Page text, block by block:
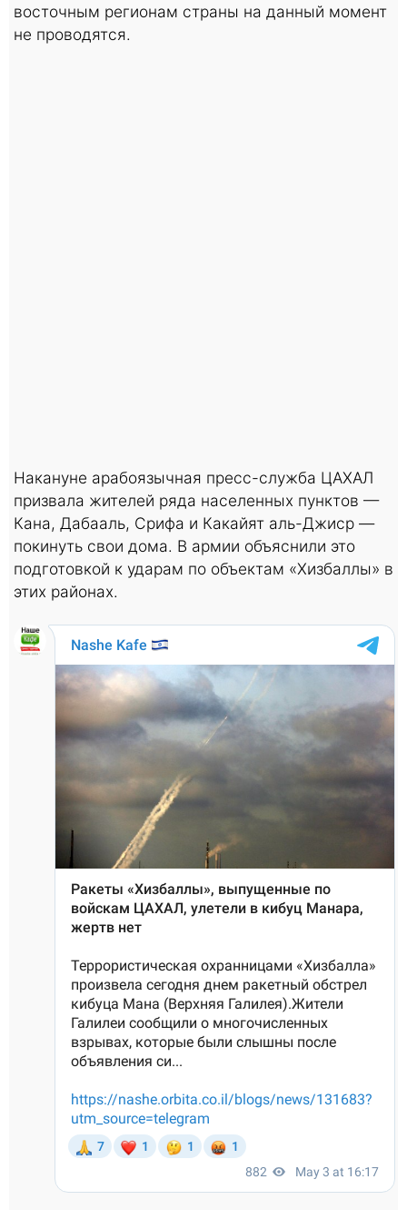
восточным регионам страны на данный момент
не проводятся.
Накануне арабоязычная пресс-служба ЦАХАЛ
призвала жителей ряда населенных пунктов —
Кана, Дабааль, Срифа и Какайят аль-Джиср —
покинуть свои дома. В армии объяснили это
подготовкой к ударам по объектам «Хизбаллы» в
этих районах.